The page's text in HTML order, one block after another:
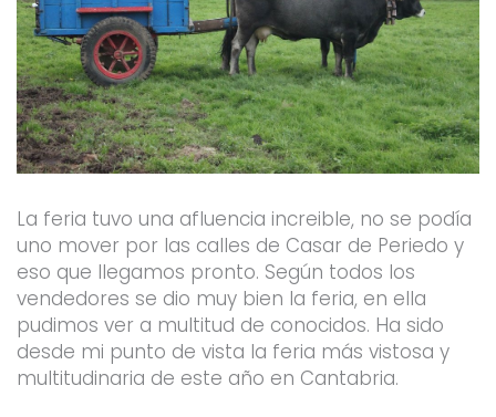
La feria tuvo una afluencia increible, no se podía
uno mover por las calles de Casar de Periedo y
eso que llegamos pronto. Según todos los
vendedores se dio muy bien la feria, en ella
pudimos ver a multitud de conocidos. Ha sido
desde mi punto de vista la feria más vistosa y
multitudinaria de este año en Cantabria.